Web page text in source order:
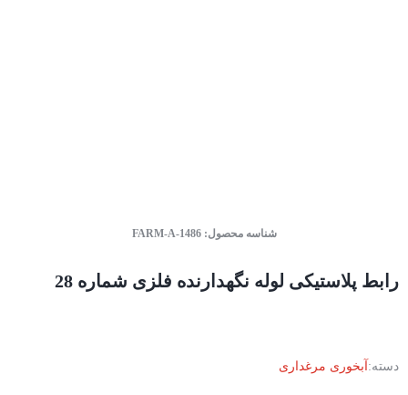
شناسه محصول:FARM-A-1486
رابط پلاستیکی لوله نگهدارنده فلزی شماره 28
دسته: آبخوری مرغداری